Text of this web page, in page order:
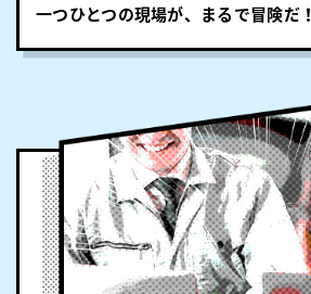
一つひとつの現場が、まるで冒険だ！